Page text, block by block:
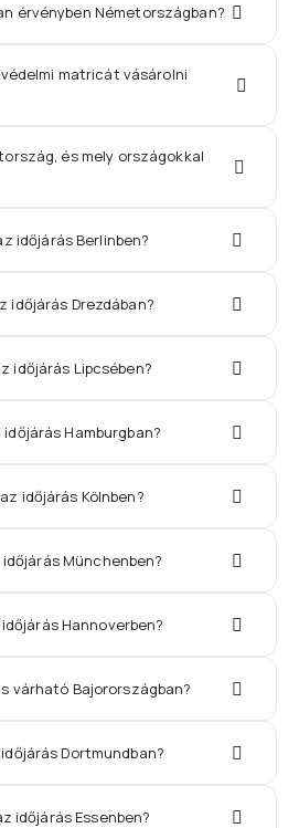
érvényben Németországban?
matricát vásárolni
és mely országokkal
időjárás Berlinben?
időjárás Drezdában?
időjárás Lipcsében?
időjárás Hamburgban?
időjárás Kölnben?
Münchenben?
Hannoverben?
várható Bajorországban?
Dortmundban?
időjárás Essenben?